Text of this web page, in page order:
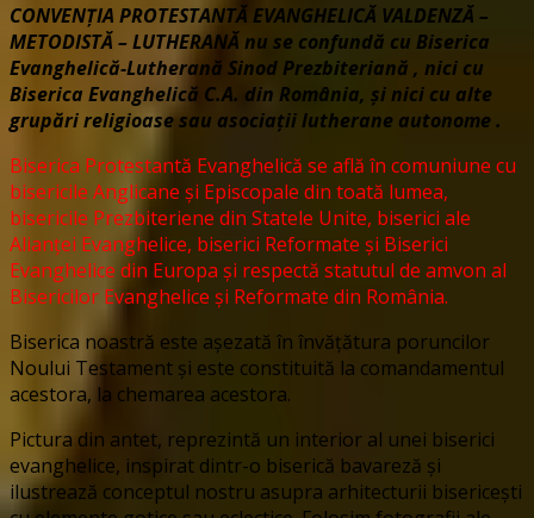
CONVENŢIA PROTESTANTĂ EVANGHELICĂ VALDENZĂ –
METODISTĂ – LUTHERANĂ nu se confundă cu Biserica
Evanghelică-Lutherană Sinod Prezbiteriană , nici cu
Biserica Evanghelică C.A. din România, și nici cu alte
grupări religioase sau asociații lutherane autonome .
Biserica Protestantă Evanghelică se află în comuniune cu
bisericile Anglicane și Episcopale din toată lumea,
bisericile Prezbiteriene din Statele Unite, biserici ale
Alianței Evanghelice, biserici Reformate și Biserici
Evanghelice din Europa și respectă statutul de amvon al
Bisericilor Evanghelice și Reformate din România.
Biserica noastră este așezată în învățătura poruncilor
Noului Testament și este constituită la comandamentul
acestora, la chemarea acestora.
Pictura din antet, reprezintă un interior al unei biserici
evanghelice, inspirat dintr-o biserică bavareză și
ilustrează conceptul nostru asupra arhitecturii bisericești